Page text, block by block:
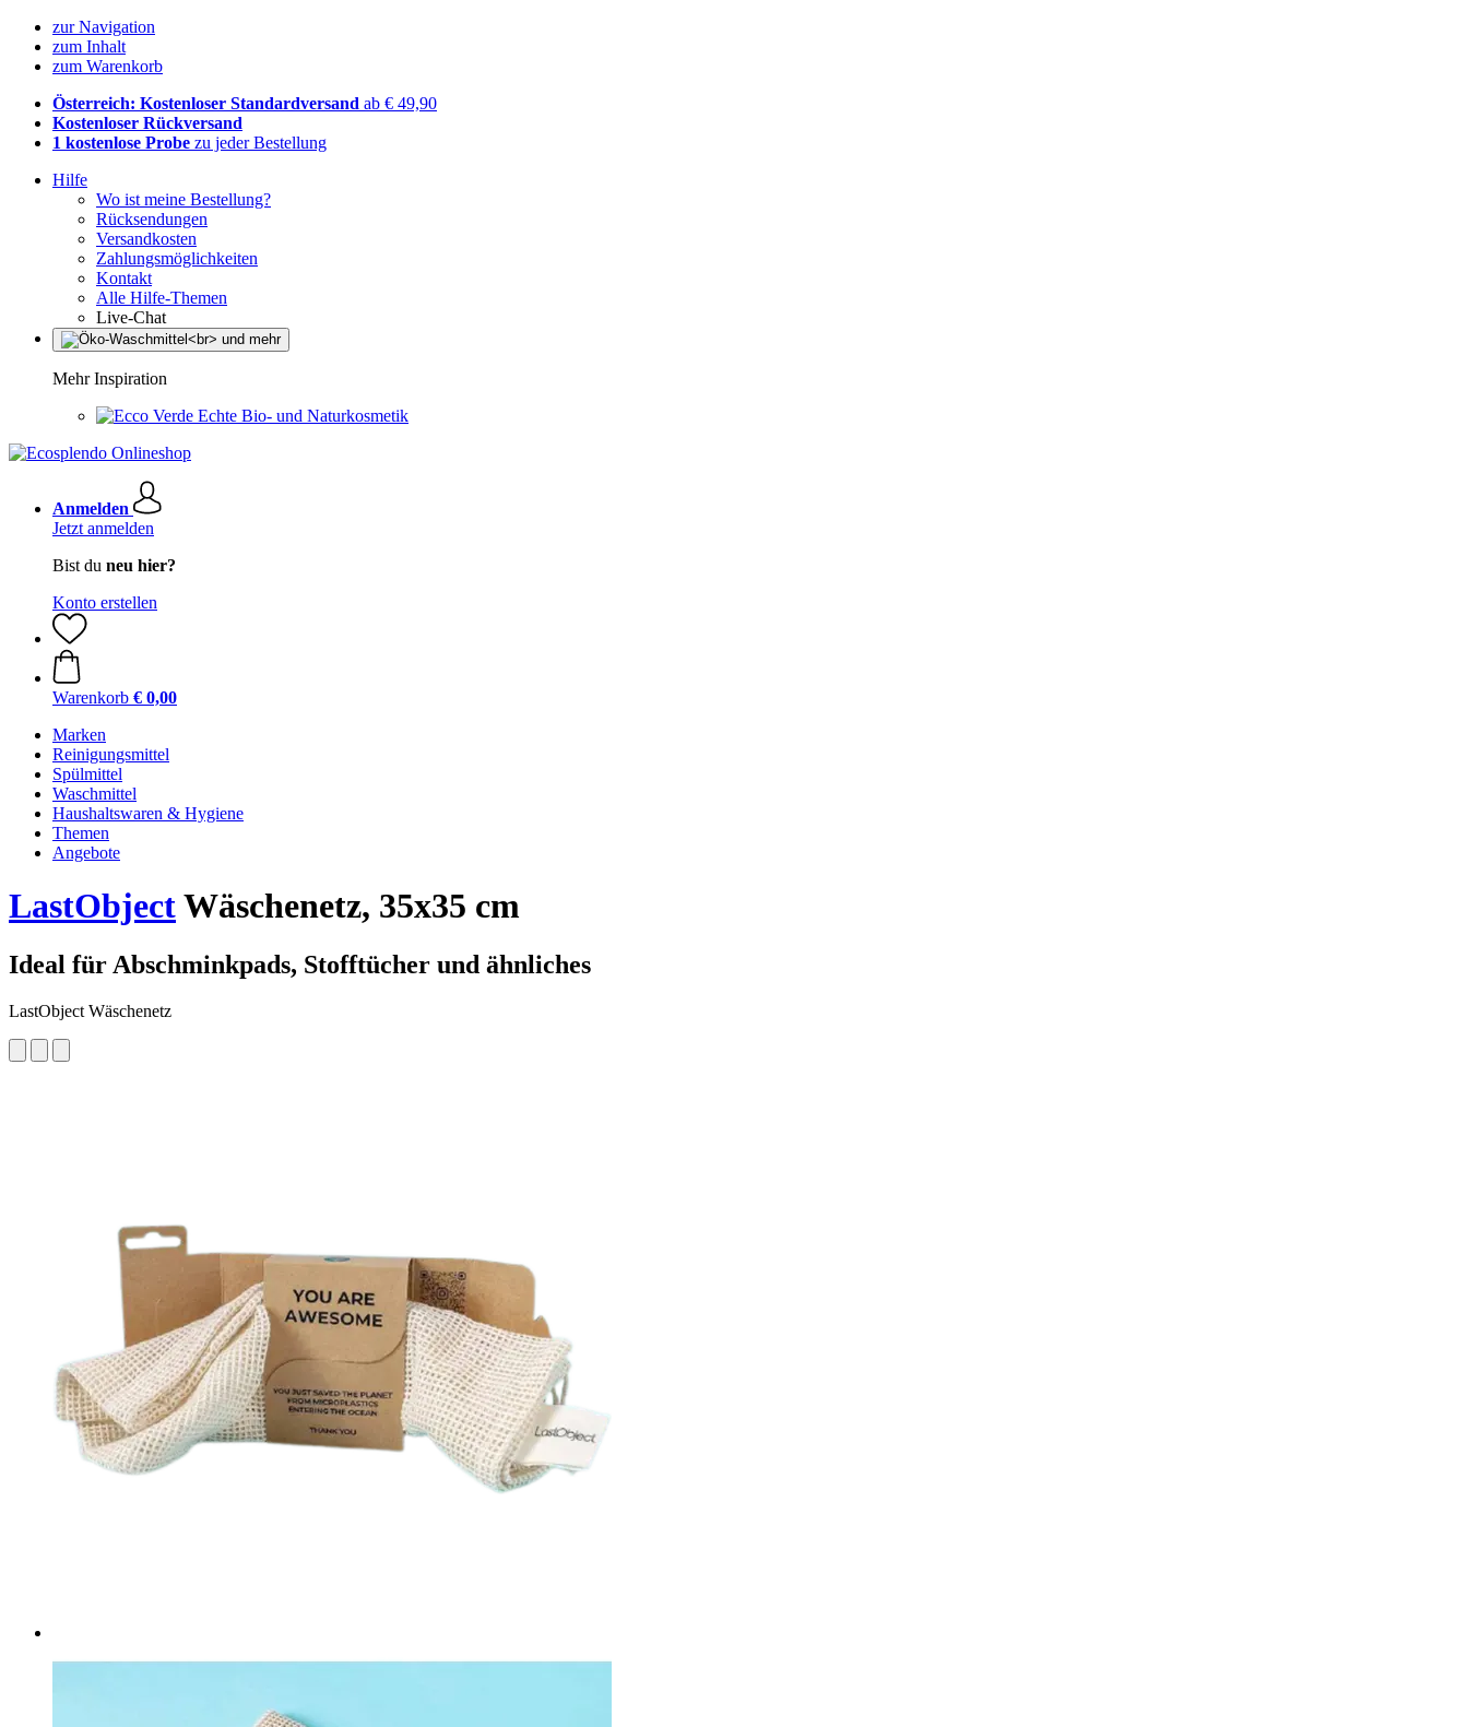
zur Navigation
zum Inhalt
zum Warenkorb
Österreich: Kostenloser Standardversand ab € 49,90
Kostenloser Rückversand
1 kostenlose Probe zu jeder Bestellung
Hilfe
Wo ist meine Bestellung?
Rücksendungen
Versandkosten
Zahlungsmöglichkeiten
Kontakt
Alle Hilfe-Themen
Live-Chat
Mehr Inspiration
Echte Bio- und Naturkosmetik
Anmelden
Jetzt anmelden
Bist du neu hier?
Konto erstellen
Warenkorb € 0,00
Marken
Reinigungsmittel
Spülmittel
Waschmittel
Haushaltswaren & Hygiene
Themen
Angebote
LastObjectWäschenetz, 35x35 cm
Ideal für Abschminkpads, Stofftücher und ähnliches
LastObject Wäschenetz